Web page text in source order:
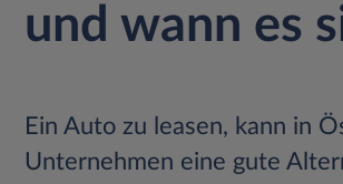
und wann es
Ein Auto zu leasen, kann in
Unternehmen eine gute